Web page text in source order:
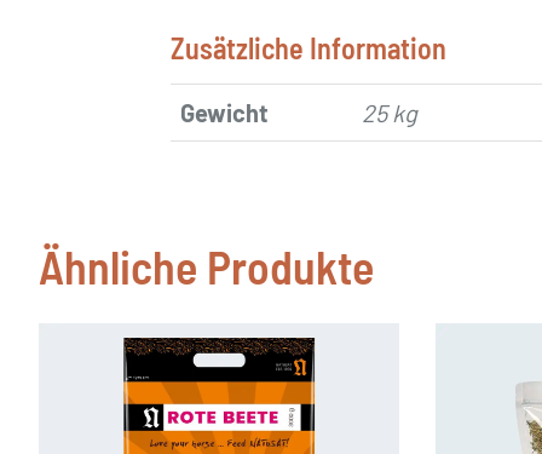
Zusätzliche Information
Gewicht 25 kg
Ähnliche Produkte